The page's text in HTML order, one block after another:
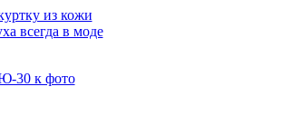
из кожи
всегда в моде